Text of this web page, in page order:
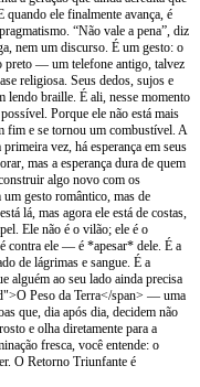
ele finalmente avança, é
“Não vale a pena”, diz
nem um discurso. É um gesto: o
preto — um telefone antigo, talvez
religiosa. Seus dedos, sujos e
lendo braille. É ali, nesse momento
Porque ele não está mais
fim e se tornou um combustível. A
vez, há esperança em seus
mas a esperança dura de quem
algo novo com os
um gesto romântico, mas de
lá, mas agora ele está de costas,
Ele não é o vilão; ele é o
contra ele — é *apesar* dele. É a
de lágrimas e sangue. É a
alguém ao seu lado ainda precisa
Peso da Terra</span> — uma
que, dia após dia, decidem não
e olha diretamente para a
fresca, você entende: o
O Retorno Triunfante é